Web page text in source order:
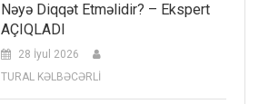
Nəyə Diqqət Etməlidir? – Ekspert
AÇIQLADI
28 İyul 2026
TURAL KƏLBƏCƏRLİ